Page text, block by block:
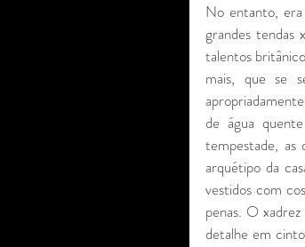
No entanto,
grandes tendas
talentos
mais, que se
de água
tempestade,
arquétipo da
vestidos com
penas. O
detalhe em